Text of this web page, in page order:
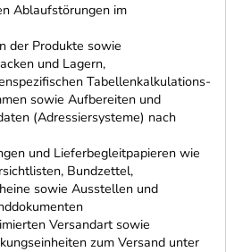
Ablaufstörungen im
der Produkte sowie
und Lagern,
Tabellenkalkulations-
sowie Aufbereiten und
(Adressiersysteme) nach
und Lieferbegleitpapieren wie
Bundzettel,
sowie Ausstellen und
Versandart sowie
zum Versand unter